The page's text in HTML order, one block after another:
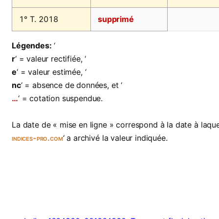
1° T. 2018 supprimé
Légendes: ‘
r‘ = valeur rectifiée, ‘
e‘ = valeur estimée, ‘
nc‘ = absence de données, et ‘
…‘ = cotation suspendue.
La date de « mise en ligne » correspond à la date à
indices-pro.com‘ a archivé la valeur indiquée.